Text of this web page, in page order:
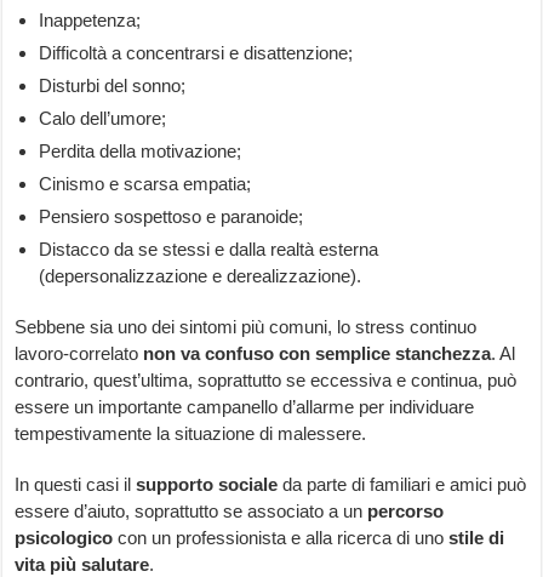
Inappetenza;
Difficoltà a concentrarsi e disattenzione;
Disturbi del sonno;
Calo dell’umore;
Perdita della motivazione;
Cinismo e scarsa empatia;
Pensiero sospettoso e paranoide;
Distacco da se stessi e dalla realtà esterna
(depersonalizzazione e derealizzazione).
Sebbene sia uno dei sintomi più comuni, lo stress continuo
lavoro-correlato non va confuso con semplice stanchezza. Al
contrario, quest’ultima, soprattutto se eccessiva e continua, può
essere un importante campanello d’allarme per individuare
tempestivamente la situazione di malessere.
In questi casi ilsupporto sociale da parte di familiari e amici può
essere d’aiuto, soprattutto se associato a un percorso
psicologicocon un professionista e alla ricerca di unostile di
vita più salutare.